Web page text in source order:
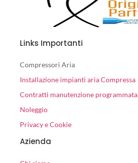
Links Importanti
Compressori Aria
Installazione impianti aria Compressa
Contratti manutenzione programmata
Noleggio
Privacy e Cookie
Azienda